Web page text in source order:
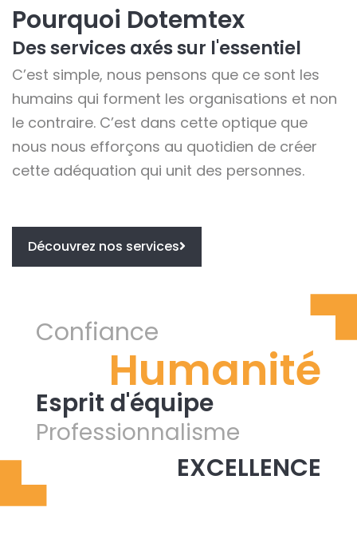
Pourquoi Dotemtex
Des services axés sur l'essentiel
C’est simple, nous pensons que ce sont les
humains qui forment les organisations et non
le contraire. C’est dans cette optique que
nous nous efforçons au quotidien de créer
cette adéquation qui unit des personnes.
Découvrez nos services
Confiance
Humanité
Esprit d'équipe
Professionnalisme
EXCELLENCE